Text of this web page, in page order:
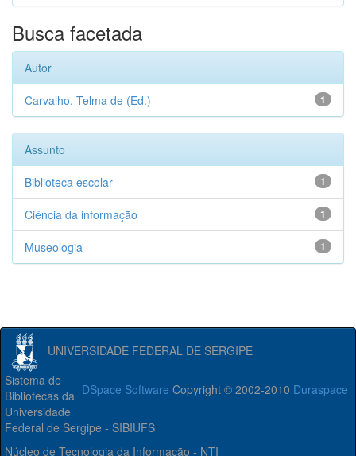
Busca facetada
Autor
1
Carvalho, Telma de (Ed.)
Assunto
1
Biblioteca escolar
1
Ciência da informação
1
Museologia
UNIVERSIDADE FEDERAL DE SERGIPE
DSpace Software Copyright © 2002-2010 Duraspace
Sistema de
Bibliotecas da
Universidade
Federal de Sergipe - SIBIUFS
Núcleo de Tecnologia da Informação - NTI